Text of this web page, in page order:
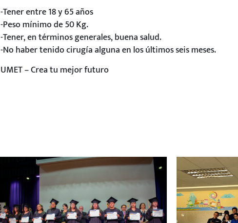
-Tener entre 18 y 65 años
-Peso mínimo de 50 Kg.
-Tener, en términos generales, buena salud.
-No haber tenido cirugía alguna en los últimos seis meses.
UMET – Crea tu mejor futuro